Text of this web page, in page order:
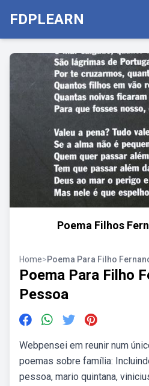
FDPLEARN
Poema Filhos
Home>Poema Para Filho
Poema Para Filho
Pessoa
Webpensei em reunir num
poemas sobre família:
pessoa, mario quintana,